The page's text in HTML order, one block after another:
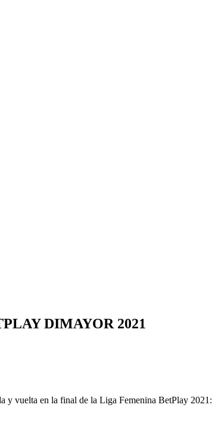
DIMAYOR 2021
y vuelta en la final de la Liga Femenina BetPlay 2021: